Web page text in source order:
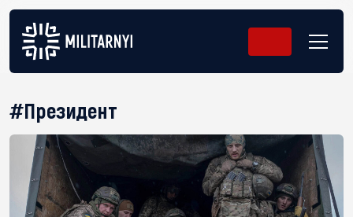
#Президент